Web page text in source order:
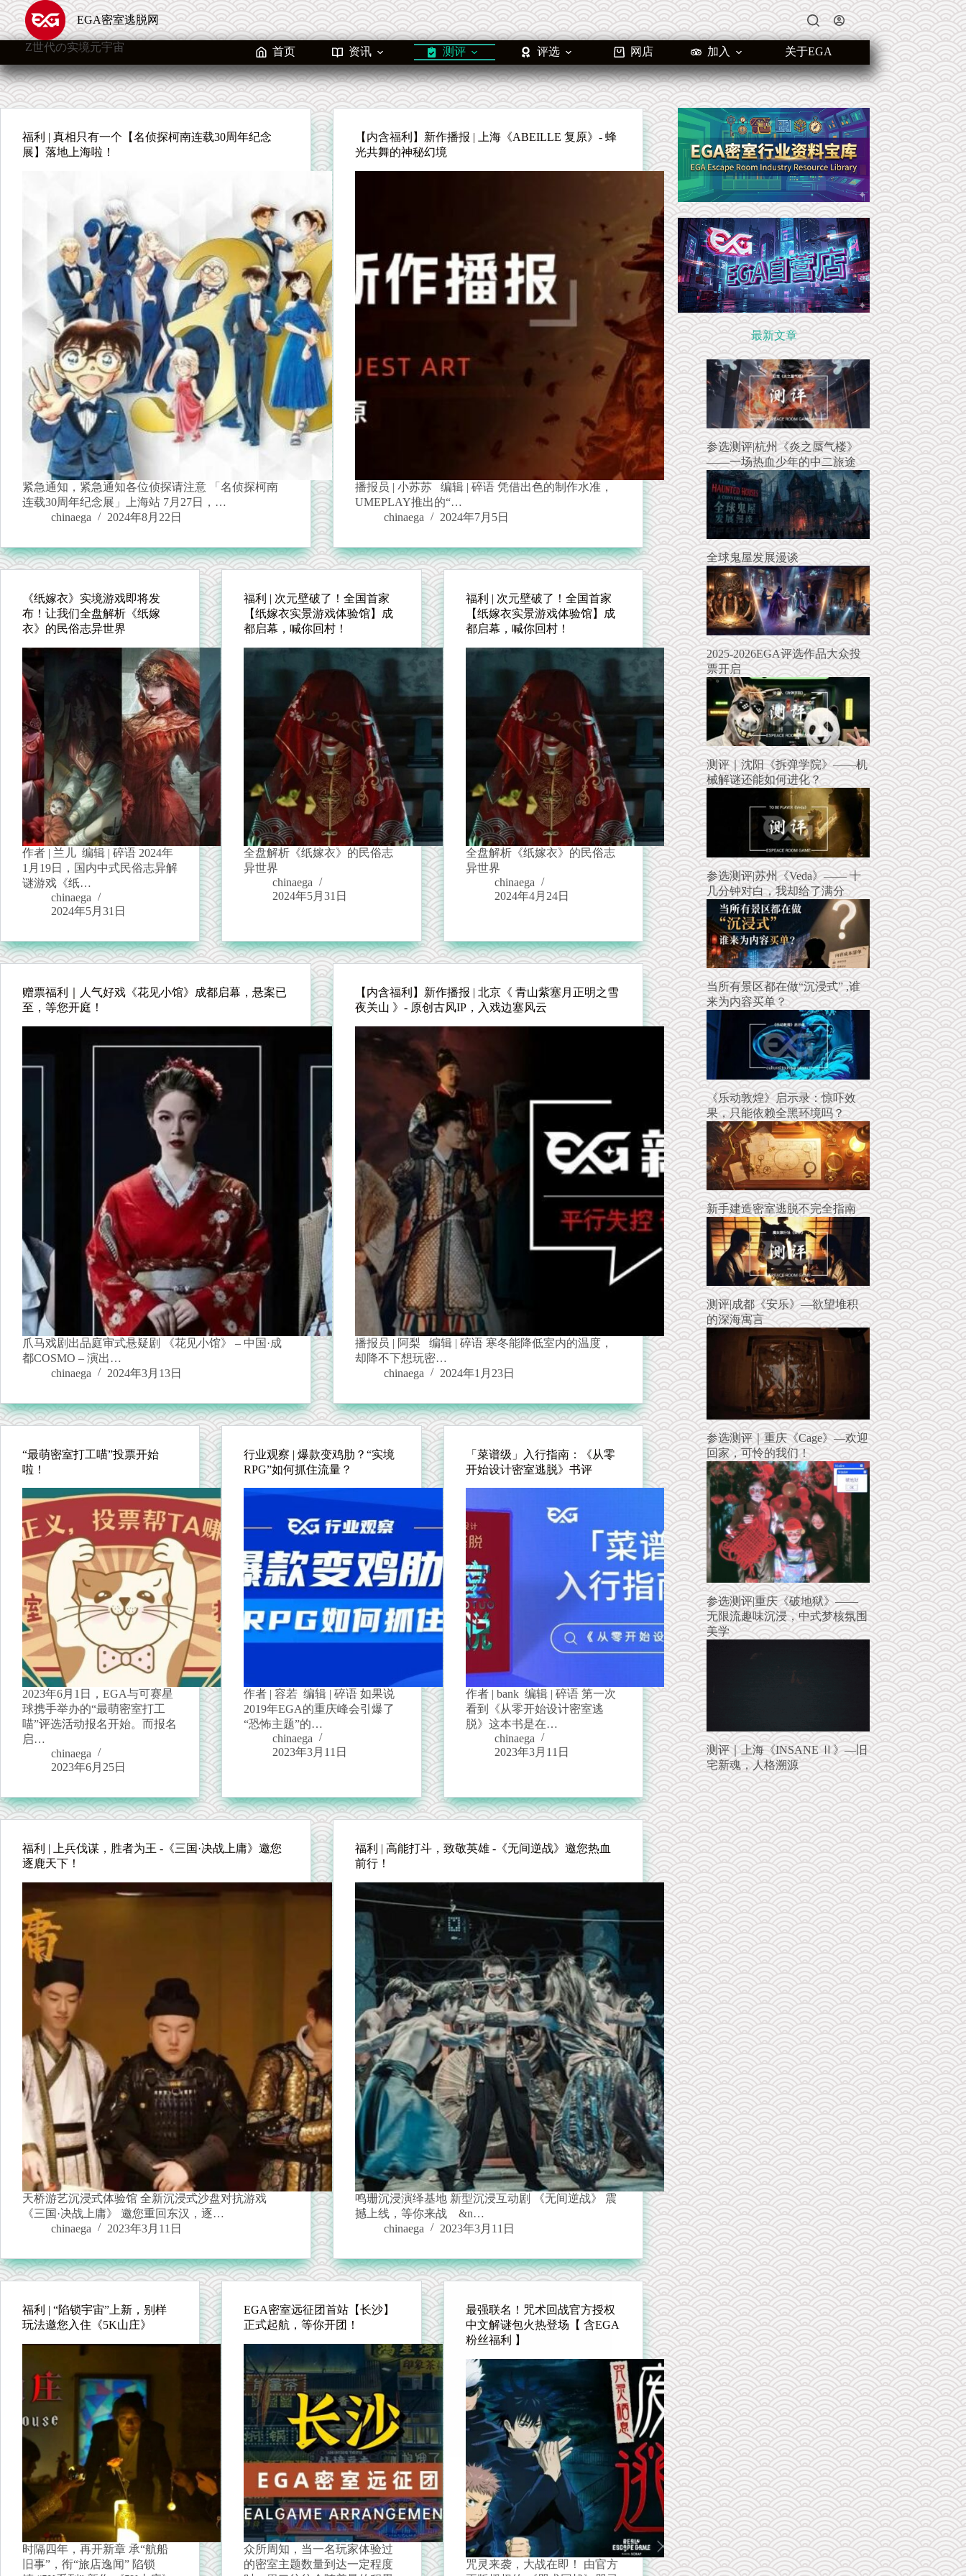
跳
至
内
EGA密室逃脱网
Z世代の实境元宇宙 首页 资讯 测评 评选 网店 加入 关于EGA
福利 | 真相只有一个【名侦探柯南连载30周年纪念
展】落地上海啦！
紧急通知，紧急通知各位侦探请注意 「名侦探柯南
连载30周年纪念展」上海站 7月27日，…
chinaega
2024年8月22日
【内含福利】新作播报 | 上海《ABEILLE 复原》- 蜂
光共舞的神秘幻境
播报员 | 小苏苏 编辑 | 碎语 凭借出色的制作水准，
UMEPLAY推出的“…
chinaega
2024年7月5日
《纸嫁衣》实境游戏即将发
布！让我们全盘解析《纸嫁
衣》的民俗志异世界
作者 | 兰儿 编辑 | 碎语 2024年
1月19日，国内中式民俗志异解
谜游戏《纸…
chinaega
2024年5月31日
福利 | 次元壁破了！全国首家
【纸嫁衣实景游戏体验馆】成
都启幕，喊你回村！
全盘解析《纸嫁衣》的民俗志
异世界
chinaega
2024年5月31日
福利 | 次元壁破了！全国首家
【纸嫁衣实景游戏体验馆】成
都启幕，喊你回村！
全盘解析《纸嫁衣》的民俗志
异世界
chinaega
2024年4月24日
赠票福利｜人气好戏《花见小馆》成都启幕，悬案已
至，等您开庭！
爪马戏剧出品庭审式悬疑剧 《花见小馆》 – 中国·成
都COSMO – 演出…
chinaega
2024年3月13日
【内含福利】新作播报 | 北京《 青山紫塞月正明之雪
夜关山 》- 原创古风IP，入戏边塞风云
播报员 | 阿梨 编辑 | 碎语 寒冬能降低室内的温度，
却降不下想玩密…
chinaega
2024年1月23日
“最萌密室打工喵”投票开始
啦！
2023年6月1日，EGA与可赛星
球携手举办的“最萌密室打工
喵”评选活动报名开始。而报名
启…
chinaega
2023年6月25日
行业观察 | 爆款变鸡肋？“实境
RPG”如何抓住流量？
作者 | 容若 编辑 | 碎语 如果说
2019年EGA的重庆峰会引爆了
“恐怖主题”的…
chinaega
2023年3月11日
「菜谱级」入行指南：《从零
开始设计密室逃脱》书评
作者 | bank 编辑 | 碎语 第一次
看到《从零开始设计密室逃
脱》这本书是在…
chinaega
2023年3月11日
福利 | 上兵伐谋，胜者为王 -《三国·决战上庸》邀您
逐鹿天下！
天桥游艺沉浸式体验馆 全新沉浸式沙盘对抗游戏
《三国·决战上庸》 邀您重回东汉，逐…
chinaega
2023年3月11日
福利 | 高能打斗，致敬英雄 -《无间逆战》邀您热血
前行！
鸣珊沉浸演绎基地 新型沉浸互动剧 《无间逆战》 震
撼上线，等你来战 &n…
chinaega
2023年3月11日
福利 | “陷锁宇宙”上新，别样
玩法邀您入住《5K山庄》
时隔四年，再开新章 承“航船
旧事”，衔“旅店逸闻” 陷锁
EGA密室远征团首站【长沙】
正式起航，等你开团！
众所周知，当一名玩家体验过
的密室主题数量到达一定程度
最强联名！咒术回战官方授权
中文解谜包火热登场【 含EGA
粉丝福利 】
咒灵来袭，大战在即！ 由官方
最新文章
参选测评|杭州《炎之蜃气楼》
——一场热血少年的中二旅途
全球鬼屋发展漫谈
2025-2026EGA评选作品大众投
票开启
测评｜沈阳《拆弹学院》——机
械解谜还能如何进化？
参选测评|苏州《Veda》—— 十
几分钟对白，我却给了满分
当所有景区都在做“沉浸式” ,谁
来为内容买单？
《乐动敦煌》启示录：惊吓效
果，只能依赖全黑环境吗？
新手建造密室逃脱不完全指南
测评|成都《安乐》—欲望堆积
的深海寓言
参选测评｜重庆《Cage》—欢迎
回家，可怜的我们！
参选测评|重庆《破地狱》——
无限流趣味沉浸，中式梦核氛围
美学
测评｜上海《INSANE Ⅱ》—旧
宅新魂，人格溯源